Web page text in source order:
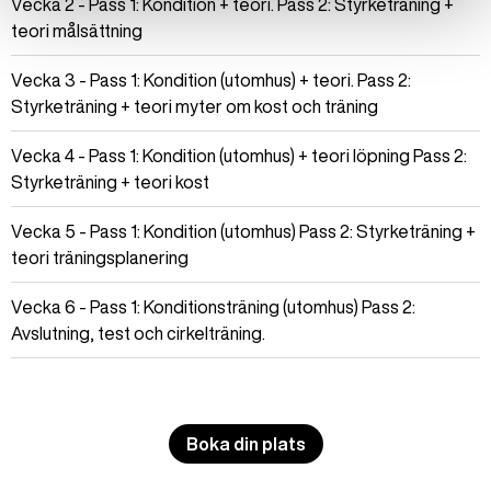
Vecka 2 - Pass 1: Kondition + teori. Pass 2: Styrketräning +
teori målsättning
Vecka 3 - Pass 1: Kondition (utomhus) + teori. Pass 2:
Styrketräning + teori myter om kost och träning
Vecka 4 - Pass 1: Kondition (utomhus) + teori löpning Pass 2:
Styrketräning + teori kost
Vecka 5 - Pass 1: Kondition (utomhus) Pass 2: Styrketräning +
teori träningsplanering
Vecka 6 - Pass 1: Konditionsträning (utomhus) Pass 2:
Avslutning, test och cirkelträning.
Boka din plats